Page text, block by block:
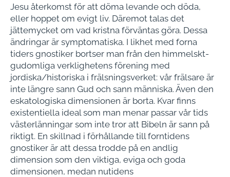
Jesu återkomst för att döma levande och döda,
eller hoppet om evigt liv. Däremot talas det
jättemycket om vad kristna förväntas göra. Dessa
ändringar är symptomatiska. I likhet med forna
tiders gnostiker bortser man från den himmelskt-
gudomliga verklighetens förening med
jordiska/historiska i frälsningsverket: vår frälsare är
inte längre sann Gud och sann människa. Även den
eskatologiska dimensionen är borta. Kvar finns
existentiella ideal som man menar passar vår tids
västerlänningar som inte tror att Bibeln är sann på
riktigt. En skillnad i förhållande till forntidens
gnostiker är att dessa trodde på en andlig
dimension som den viktiga, eviga och goda
dimensionen, medan nutidens